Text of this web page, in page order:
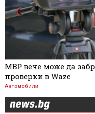
МВР вече може да
проверки в Waze
Автомобили